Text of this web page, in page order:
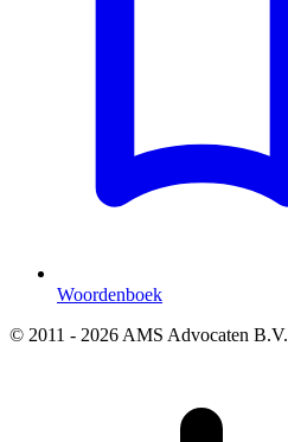
Woordenboek
© 2011 - 2026 AMS Advocaten B.V.